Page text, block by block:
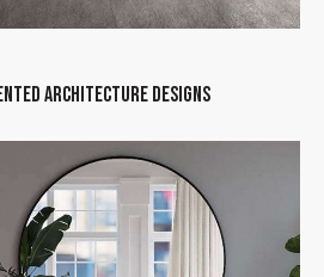
ARCHITECTURE DESIGNS